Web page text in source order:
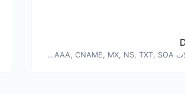
اكتشف سجلات A, AAAA, CNAME, MX, NS, TXT, SOA لنطاق أو مضيف.